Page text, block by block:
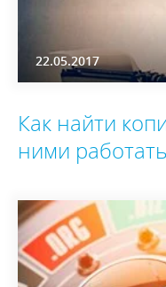
22.05.2017
Как найти
ними